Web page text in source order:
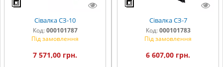
Сівалка СЗ-10
Код: 000101787
Під замовлення
7 571,00 грн.
Сівалка СЗ-7
Код: 000101783
Під замовлення
6 607,00 грн.